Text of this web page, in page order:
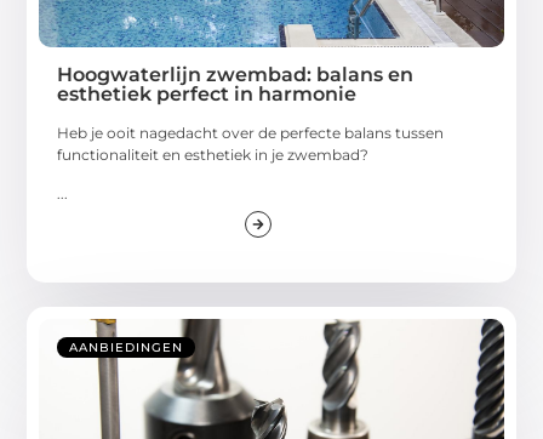
Hoogwaterlijn zwembad: balans en
esthetiek perfect in harmonie
Heb je ooit nagedacht over de perfecte balans tussen
functionaliteit en esthetiek in je zwembad?
...
AANBIEDINGEN